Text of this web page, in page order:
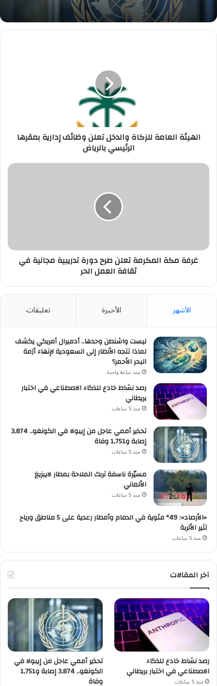
بالرياض
الهيئة العامة للزكاة والدخل تعلن وظائف إدارية بمقرها
الرئيسي بالرياض
غرفة
في
ثقافةغرفة مكة المكرمة تعلن طرح دورة تدريبية مجانية في
ثقافة العمل الحر
الأشهر الأخيرة تعليقات
ليست واشنطن وحدها.. أدميرال أمريكي يكشف
لماذا تتجه الأنظار إلى السعودية لإنهاء أزمة
البحر الأحمر؟
منذ ساعة واحدة
رصد نشاط خادع للذكاء الاصطناعي في اختبار
بريطاني
منذ 5 ساعات
تحذير أممي عاجل من إيبولا في الكونغو.. 3,874
إصابة و1,751 وفاة
منذ 5 ساعات
مسيّرة ناسفة تربك الملاحة بمطار لايبزيغ
الألماني
منذ 5 ساعات
«الأرصاد»: 49° مئوية في الدمام وأمطار رعدية على 5 مناطق ورياح
تثير الأتربة
منذ 5 ساعات
آخر المقالات
رصد نشاط خادع للذكاء
الاصطناعي في اختبار بريطاني
منذ 5 ساعات
تحذير أممي عاجل من إيبولا في
الكونغو.. 3,874 إصابة و1,751
وفاة